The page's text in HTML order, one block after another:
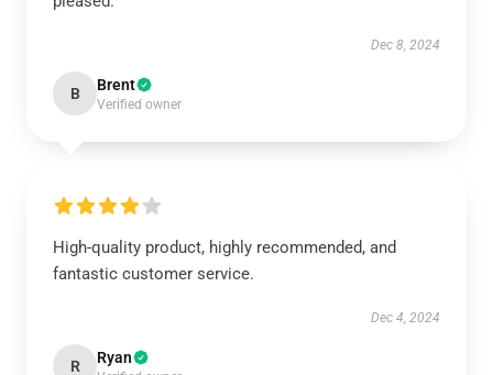
Dec 8, 2024
B Brent
Verified owner
High-quality product, highly recommended, and
fantastic customer service.
Dec 4, 2024
R Ryan